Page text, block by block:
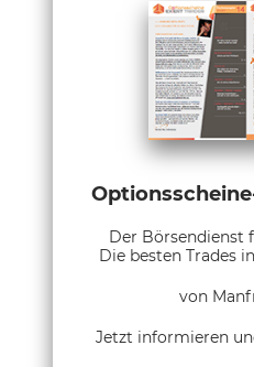
Der Börsendienst
Die besten Trades
von
Jetzt informieren